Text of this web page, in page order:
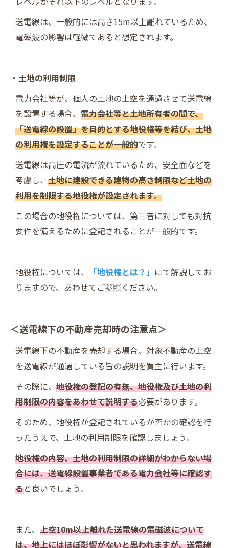
送電線は、一般的には高さ15m以上離れているため、
電磁波の影響は軽微であると想定されます。
・土地の利用制限
電力会社等が、個人の土地の上空を通過させて送電線
を設置する場合、 電力会社等と土地所有者の間で、
「送電線の設置」を目的とする地役権等を結び、土地
の利用権を設定することが一般的です。
送電線は高圧の電流が流れているため、安全面などを
考慮し、 土地に建設できる建物の高さ制限など土地の
利用を制限する地役権が設定されます。
この場合の地役権については、第三者に対しても対抗
要件を備えるために登記されることが一般的です。
地役権については、 「地役権とは？」 にて解説してお
りますので、あわせてご参照ください。
＜送電線下の不動産売却時の注意点＞
送電線下の不動産を売却する場合、対象不動産の上空
を送電線が通過している旨の説明を買主に行います。
その際に、 地役権の登記の有無、地役権及び土地の利
用制限の内容をあわせて説明する必要があります。
そのため、地役権が登記されているか否かの確認を行
ったうえで、土地の利用制限を確認しましょう。
地役権の内容、土地の利用制限の詳細がわからない場
合には、送電線設置事業者である電力会社等に確認す
ると良いでしょう。
また、 上空10m以上離れた送電線の電磁波について
は、地上にはほぼ影響がないと思われますが、送電線